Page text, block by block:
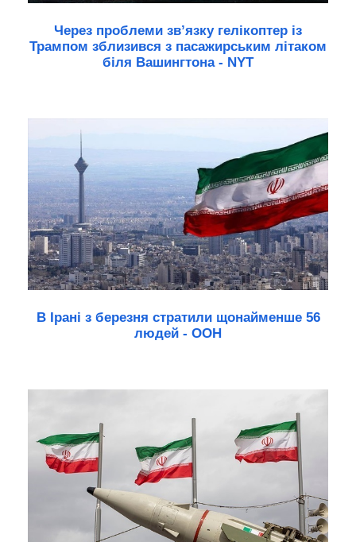
Через проблеми зв’язку гелікоптер із
Трампом зблизився з пасажирським літаком
біля Вашингтона - NYT
В Ірані з березня стратили щонайменше 56
людей - ООН